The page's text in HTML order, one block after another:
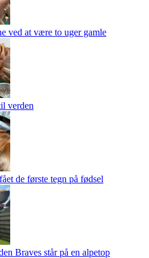
ved at være to uger gamle
verden
de første tegn på fødsel
Braves står på en alpetop